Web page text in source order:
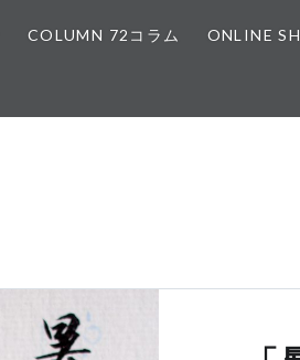
COLUMN 72コラム ONLINE